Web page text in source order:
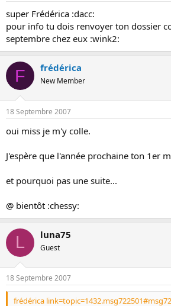
super Frédérica :dacc:
pour info tu dois renvoyer ton dossier
septembre chez eux :wink2:
F frédérica
New Member
18 Septembre 2007
oui miss je m'y colle.
J'espère que l'année prochaine ton 1er
et pourquoi pas une suite...
@ bientôt :chessy:
L luna75
Guest
18 Septembre 2007
frédérica